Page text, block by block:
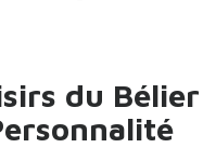
du Bélier